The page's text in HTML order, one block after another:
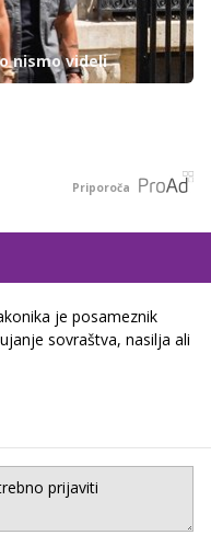
nismo videli
Priporoča
je posameznik
sovraštva, nasilja ali